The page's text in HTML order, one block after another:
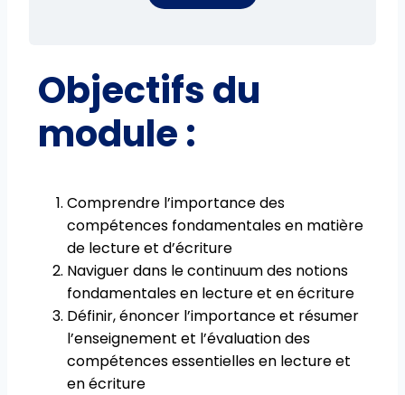
Objectifs du
module :
Comprendre l’importance des
compétences fondamentales en matière
de lecture et d’écriture
Naviguer dans le continuum des notions
fondamentales en lecture et en écriture
Définir, énoncer l’importance et résumer
l’enseignement et l’évaluation des
compétences essentielles en lecture et
en écriture